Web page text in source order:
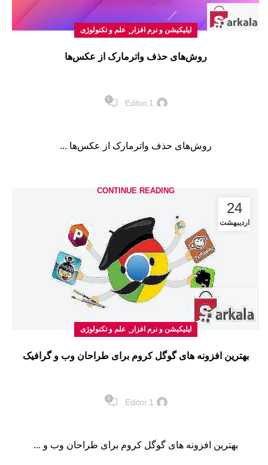
اپلیکیشن و نرم افزار ,علم و تکنولوژی
روش‌های حذف واترمارک از عکس‌ها
Editor.1
0
روش‌های حذف واترمارک از عکس‌ها ...
CONTINUE READING
24
اردیبهشت
اپلیکیشن و نرم افزار ,علم و تکنولوژی
بهترین افزونه های گوگل کروم برای طراحان وب و گرافیک
Editor.1
0
بهترین افزونه های گوگل کروم برای طراحان وب و ...